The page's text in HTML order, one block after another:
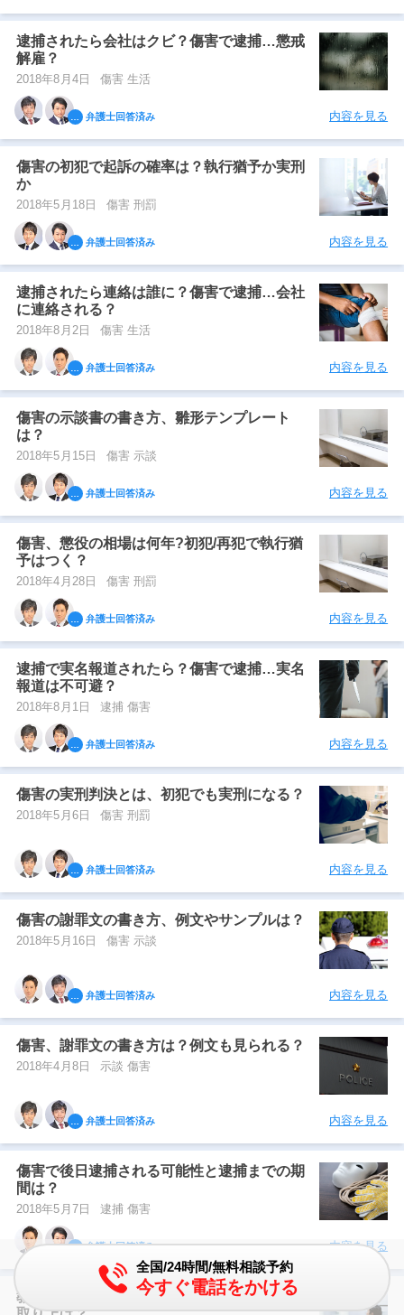
逮捕されたら会社はクビ？傷害で逮捕…懲戒
解雇？
2018年8月4日 傷害 生活
弁護士回答済み 内容を見る
傷害の初犯で起訴の確率は？執行猶予か実刑
か
2018年5月18日 傷害 刑罰
弁護士回答済み 内容を見る
逮捕されたら連絡は誰に？傷害で逮捕…会社
に連絡される？
2018年8月2日 傷害 生活
弁護士回答済み 内容を見る
傷害の示談書の書き方、雛形テンプレート
は？
2018年5月15日 傷害 示談
弁護士回答済み 内容を見る
傷害、懲役の相場は何年?初犯/再犯で執行猶
予はつく？
2018年4月28日 傷害 刑罰
弁護士回答済み 内容を見る
逮捕で実名報道されたら？傷害で逮捕…実名
報道は不可避？
2018年8月1日 逮捕 傷害
弁護士回答済み 内容を見る
傷害の実刑判決とは、初犯でも実刑になる？
2018年5月6日 傷害 刑罰
弁護士回答済み 内容を見る
傷害の謝罪文の書き方、例文やサンプルは？
2018年5月16日 傷害 示談
弁護士回答済み 内容を見る
傷害、謝罪文の書き方は？例文も見られる？
2018年4月8日 示談 傷害
弁護士回答済み 内容を見る
傷害で後日逮捕される可能性と逮捕までの期
間は？
2018年5月7日 逮捕 傷害
弁護士回答済み 内容を見る
教員が傷害で逮捕…逮捕後の流れは？免許は
全国/24時間/無料相談予約
今すぐ電話をかける